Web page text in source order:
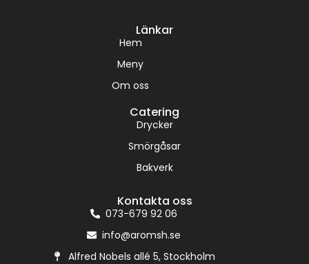
Länkar
Hem
Meny
Om oss
Catering
Drycker
Smörgåsar
Bakverk
Kontakta oss
073-679 92 06
info@aromsh.se
Alfred Nobels allé 5, Stockholm